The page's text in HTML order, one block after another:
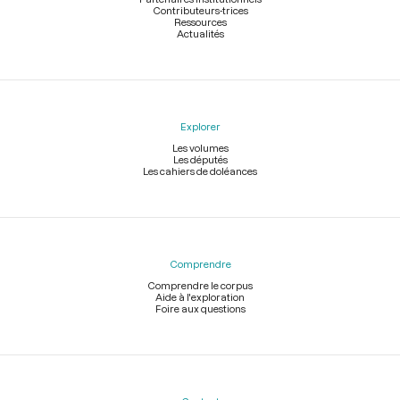
Contributeurs-trices
Ressources
Actualités
Explorer
Les volumes
Les députés
Les cahiers de doléances
Comprendre
Comprendre le corpus
Aide à l'exploration
Foire aux questions